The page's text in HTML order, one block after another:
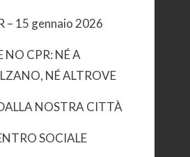
– 15 gennaio 2026
CPR: NÉ A
NÉ ALTROVE
NOSTRA CITTÀ
SOCIALE